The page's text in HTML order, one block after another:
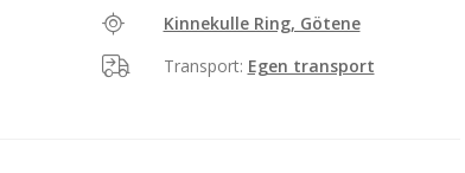
Kinnekulle Ring, Götene
Transport: Egen transport